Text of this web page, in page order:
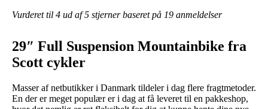
Vurderet til 4 ud af 5 stjerner baseret på 19 anmeldelser
29″ Full Suspension Mountainbike fra
Scott cykler
Masser af netbutikker i Danmark tildeler i dag flere fragtmetoder.
En der er meget populær er i dag at få leveret til en pakkeshop,